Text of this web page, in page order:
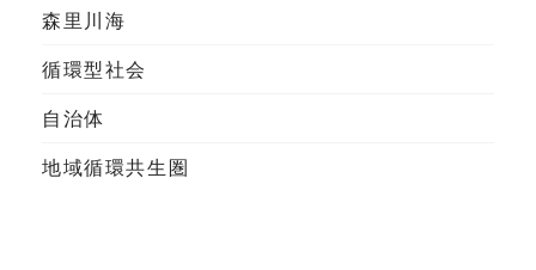
森里川海
循環型社会
自治体
地域循環共生圏